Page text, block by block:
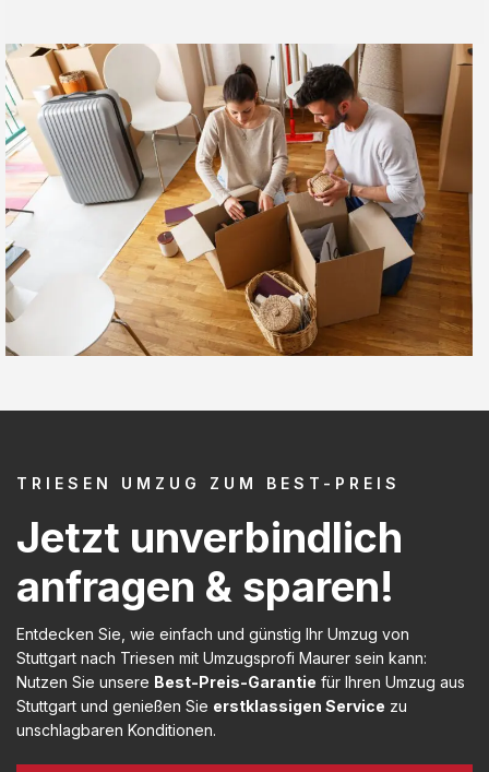
TRIESEN UMZUG ZUM BEST-PREIS
Jetzt unverbindlich
anfragen & sparen!
Entdecken Sie, wie einfach und günstig Ihr Umzug von
Stuttgart nach Triesen mit Umzugsprofi Maurer sein kann:
Nutzen Sie unsere Best-Preis-Garantie für Ihren Umzug aus
Stuttgart und genießen Sie erstklassigen Service zu
unschlagbaren Konditionen.